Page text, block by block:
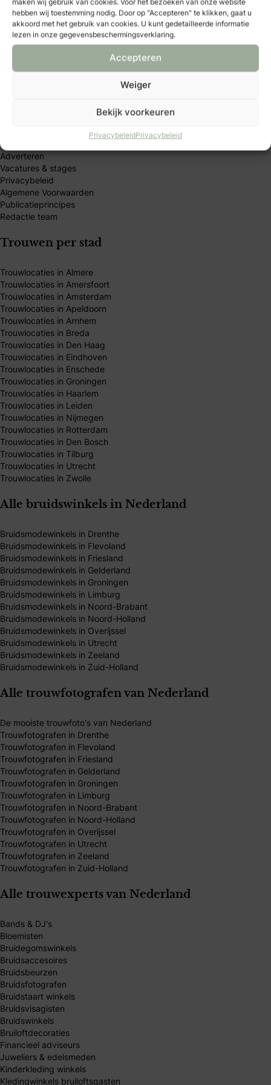
hebben wij toestemming nodig. Door op "Accepteren" te klikken, gaat u
akkoord met het gebruik van cookies. U kunt gedetailleerde informatie
lezen in onze gegevensbeschermingsverklaring.
Accepteren
Weiger
Bekijk voorkeuren
PrivacybeleidPrivacybeleid
Club-member en ontdek exclusieve voordelen, kortingen
en handige tools.
Trouwexperts – business login
Contact
Adverteren
Vacatures & stages
Privacybeleid
Algemene Voorwaarden
Publicatieprincipes
Redactie team
Trouwen per stad
Trouwlocaties in Almere
Trouwlocaties in Amersfoort
Trouwlocaties in Amsterdam
Trouwlocaties in Apeldoorn
Trouwlocaties in Arnhem
Trouwlocaties in Breda
Trouwlocaties in Den Haag
Trouwlocaties in Eindhoven
Trouwlocaties in Enschede
Trouwlocaties in Groningen
Trouwlocaties in Haarlem
Trouwlocaties in Leiden
Trouwlocaties in Nijmegen
Trouwlocaties in Rotterdam
Trouwlocaties in Den Bosch
Trouwlocaties in Tilburg
Trouwlocaties in Utrecht
Trouwlocaties in Zwolle
Alle bruidswinkels in Nederland
Bruidsmodewinkels in Drenthe
Bruidsmodewinkels in Flevoland
Bruidsmodewinkels in Friesland
Bruidsmodewinkels in Gelderland
Bruidsmodewinkels in Groningen
Bruidsmodewinkels in Limburg
Bruidsmodewinkels in Noord-Brabant
Bruidsmodewinkels in Noord-Holland
Bruidsmodewinkels in Overijssel
Bruidsmodewinkels in Utrecht
Bruidsmodewinkels in Zeeland
Bruidsmodewinkels in Zuid-Holland
Alle trouwfotografen van Nederland
De mooiste trouwfoto's van Nederland
Trouwfotografen in Drenthe
Trouwfotografen in Flevoland
Trouwfotografen in Friesland
Trouwfotografen in Gelderland
Trouwfotografen in Groningen
Trouwfotografen in Limburg
Trouwfotografen in Noord-Brabant
Trouwfotografen in Noord-Holland
Trouwfotografen in Overijssel
Trouwfotografen in Utrecht
Trouwfotografen in Zeeland
Trouwfotografen in Zuid-Holland
Alle trouwexperts van Nederland
Bands & DJ's
Bloemisten
Bruidegomswinkels
Bruidsaccesoires
Bruidsbeurzen
Bruidsfotografen
Bruidstaart winkels
Bruidsvisagisten
Bruidswinkels
Bruiloftdecoraties
Financieel adviseurs
Juweliers & edelsmeden
Kinderkleding winkels
Kledingwinkels bruiloftsgasten